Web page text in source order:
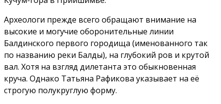
Археологи прежде всего обращают внимание на
высокие и могучие оборонительные линии
Балдинского первого городища (именованного так
по названию реки Балды), на глубокий ров и крутой
вал. Хотя на взгляд дилетанта это обыкновенная
круча. Однако Татьяна Рафикова указывает на её
строгую полукруглую форму.